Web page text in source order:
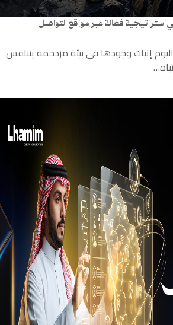
فعالة عبر مواقع التواصل
اليوم إثبات وجودها في بيئة مزدحمة يتنافس